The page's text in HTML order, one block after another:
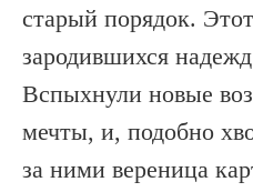
старый порядок.
зародившихся
Вспыхнули новые
мечты, и, подобно
за ними вереница